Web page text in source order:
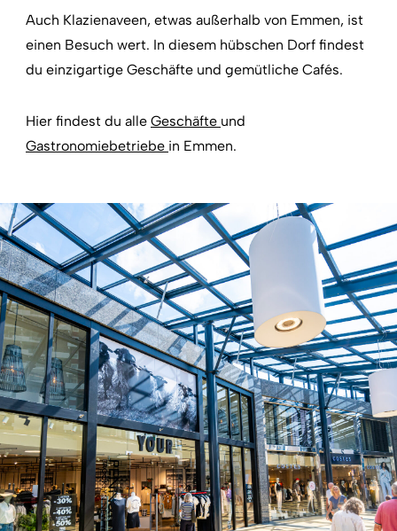
Auch Klazienaveen, etwas außerhalb von Emmen, ist
einen Besuch wert. In diesem hübschen Dorf findest
du einzigartige Geschäfte und gemütliche Cafés.
Hier findest du alle Geschäfte und
Gastronomiebetriebe in Emmen.